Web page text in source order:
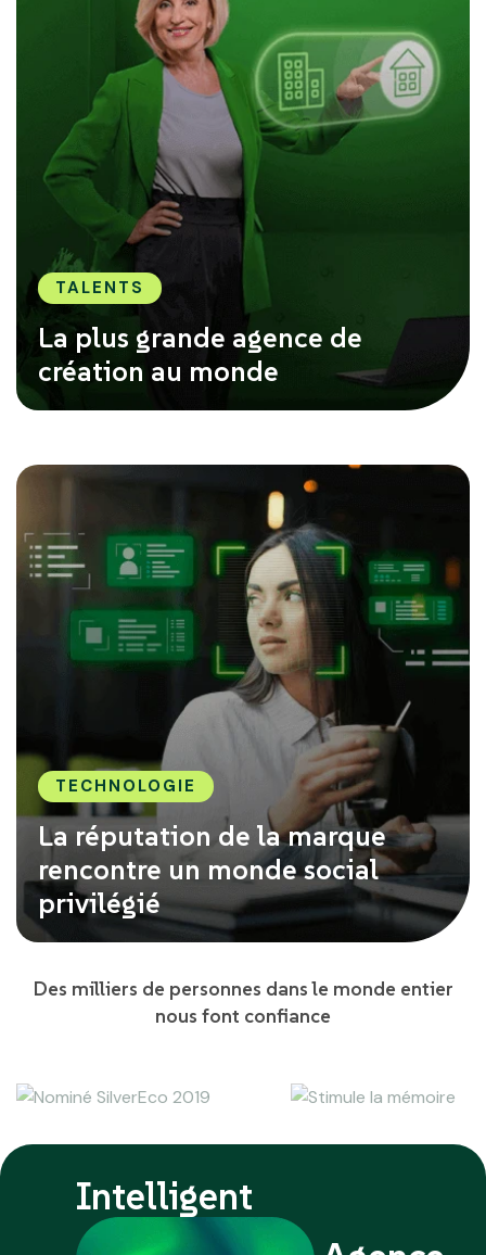
TALENTS
La plus grande agence de
création au monde
TECHNOLOGIE
La réputation de la marque
rencontre un monde social
privilégié
Des milliers de personnes dans le monde entier
nous font confiance
Intelligent